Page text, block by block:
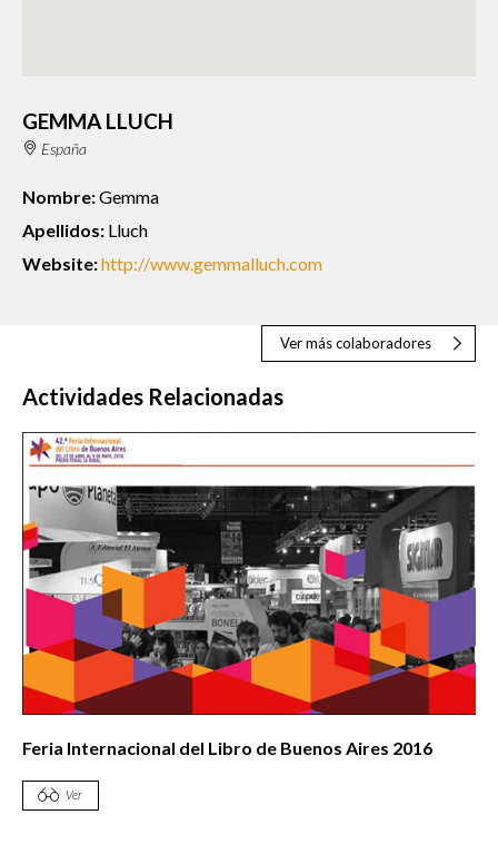
GEMMA LLUCH
España
Nombre:Gemma
Apellidos: Lluch
Website:http://www.gemmalluch.com
Ver más colaboradores
Actividades Relacionadas
Feria Internacional del Libro de Buenos Aires 2016
Ver